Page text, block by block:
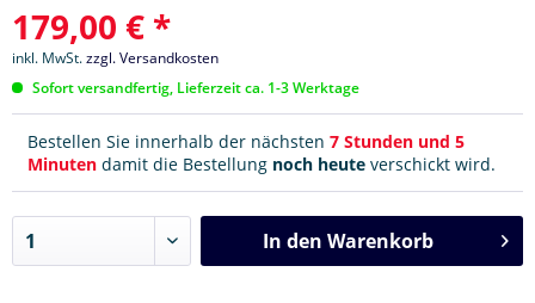
179,00 € *
inkl. MwSt.zzgl. Versandkosten
Sofort versandfertig, Lieferzeit ca. 1-3 Werktage
Bestellen Sie innerhalb der nächsten 7 Stunden und 5
Minuten damit die Bestellung noch heute verschickt wird.
In den Warenkorb